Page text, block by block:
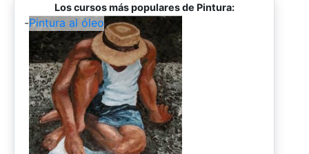
Los cursos más populares de Pintura:
-Pintura al óleo